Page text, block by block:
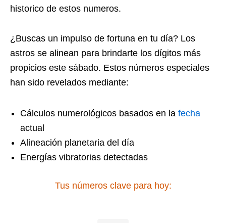
historico de estos numeros.
¿Buscas un impulso de fortuna en tu día? Los
astros se alinean para brindarte los dígitos más
propicios este sábado. Estos números especiales
han sido revelados mediante:
Cálculos numerológicos basados en la fecha
actual
Alineación planetaria del día
Energías vibratorias detectadas
Tus números clave para hoy: